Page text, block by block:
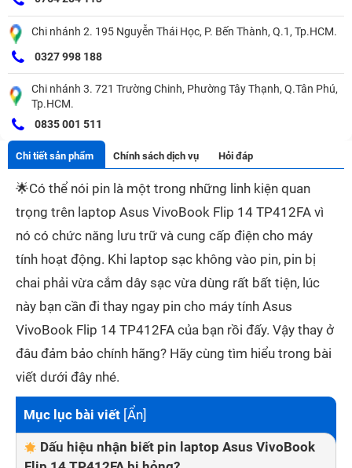
Chi nhánh 2. 195 Nguyễn Thái Học, P. Bến Thành, Q.1, Tp.HCM.
0327 998 188
Chi nhánh 3. 721 Trường Chinh, Phường Tây Thạnh, Q.Tân Phú,
Tp.HCM.
0835 001 511
Chi tiết sản phẩm Chính sách dịch vụ Hỏi đáp
🌟Có thể nói pin là một trong những linh kiện quan
trọng trên laptop Asus VivoBook Flip 14 TP412FA vì
nó có chức năng lưu trữ và cung cấp điện cho máy
tính hoạt động. Khi laptop sạc không vào pin, pin bị
chai phải vừa cắm dây sạc vừa dùng rất bất tiện, lúc
này bạn cần đi thay ngay pin cho máy tính Asus
VivoBook Flip 14 TP412FA của bạn rồi đấy. Vậy thay ở
đâu đảm bảo chính hãng? Hãy cùng tìm hiểu trong bài
viết dưới đây nhé.
Mục lục bài viết [Ẩn]
Dấu hiệu nhận biết pin laptop Asus VivoBook